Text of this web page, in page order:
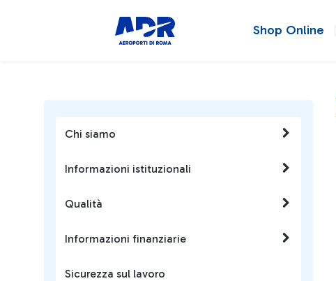
Shop Online
Chi siamo
Informazioni istituzionali
Qualità
Informazioni finanziarie
Sicurezza sul lavoro